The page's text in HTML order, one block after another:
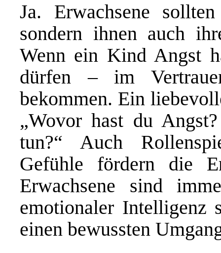
Ja. Erwachsene
sondern ihnen auch
Wenn ein Kind Angst
dürfen – im
bekommen. Ein
„Wovor hast du
tun?“ Auch
Gefühle fördern die
Erwachsene sind
emotionaler Intelligenz
einen bewussten